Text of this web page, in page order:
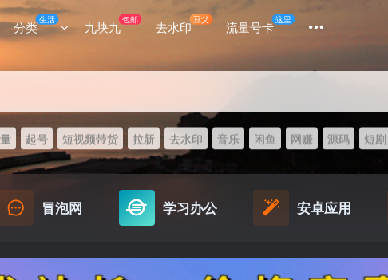
分类生活 九块九包邮 去水印豆父 流量号卡这里
起号 短视频带货 拉新 去水印 音乐 闲鱼 网赚 源码 短剧
冒泡网 学习办公 安卓应用